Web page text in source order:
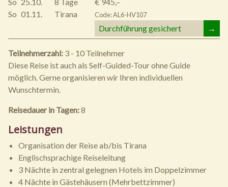
So 01.11.
Tirana
Code: AL6-HV107
Durchführung gesichert →
Teilnehmerzahl: 3 - 10 Teilnehmer
Diese Reise ist auch als Self-Guided-Tour ohne Guide
möglich. Gerne organisieren wir Ihren individuellen
Wunschtermin.
Reisedauer in Tagen:8
Leistungen
Organisation der Reise ab/bis Tirana
Englischsprachige Reiseleitung
3 Nächte in zentral gelegnen Hotels im Doppelzimmer
4 Nächte in Gästehäusern (Mehrbettzimmer)